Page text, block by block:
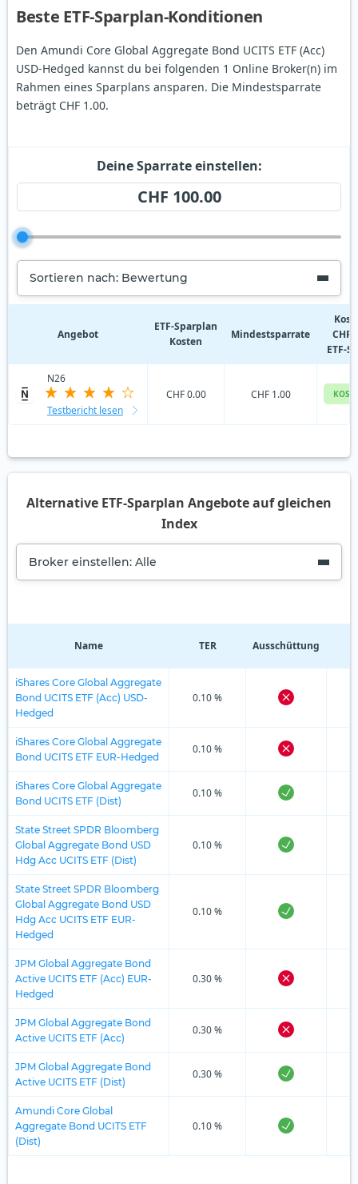
Beste ETF-Sparplan-Konditionen
Den Amundi Core Global Aggregate Bond UCITS ETF (Acc)
USD-Hedged kannst du bei folgenden 1 Online Broker(n) im
Rahmen eines Sparplans ansparen. Die Mindestsparrate
beträgt CHF 1.00.
Deine Sparrate einstellen:
CHF 100.00
Sortieren nach: Bewertung
Angebot
ETF‑Sparplan
Kosten
Mindestsparrate
CHF
ETF-
N26
Testbericht lesen
CHF 0.00 CHF 1.00
Alternative ETF-Sparplan Angebote auf gleichen
Index
Broker einstellen: Alle
Name TER Ausschüttung
iShares Core Global Aggregate
Bond UCITS ETF (Acc) USD-
Hedged
0.10 %
iShares Core Global Aggregate
Bond UCITS ETF EUR-Hedged
0.10 %
iShares Core Global Aggregate
Bond UCITS ETF (Dist)
0.10 %
State Street SPDR Bloomberg
Global Aggregate Bond USD
Hdg Acc UCITS ETF (Dist)
0.10 %
State Street SPDR Bloomberg
Global Aggregate Bond USD
Hdg Acc UCITS ETF EUR-
Hedged
0.10 %
JPM Global Aggregate Bond
Active UCITS ETF (Acc) EUR-
Hedged
0.30 %
JPM Global Aggregate Bond
Active UCITS ETF (Acc)
0.30 %
JPM Global Aggregate Bond
Active UCITS ETF (Dist)
0.30 %
Amundi Core Global
Aggregate Bond UCITS ETF
(Dist)
0.10 %